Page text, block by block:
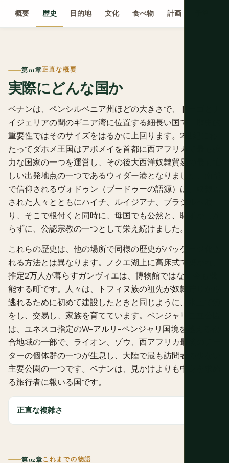
概要 歴史 目的地 文化 食べ物 計画
第01章正直な概要
実際にどんな国か
ベナンは、ペンシルベニア州ほどの大きさで、トーゴとナ
イジェリアの間のギニア湾に位置する細長い国で、歴史的
重要性ではそのサイズをはるかに上回ります。2世紀にわ
たってダホメ王国はアボメイを首都に西アフリカで最も強
力な国家の一つを運営し、その後大西洋奴隷貿易の最も忙
しい出発地点の一つであるウィダー港となりました。南部
で信仰されるヴォドゥン（ブードゥーの語源）は、奴隷に
された人々とともにハイチ、ルイジアナ、ブラジルへ渡
り、そこで根付くと同時に、母国でも公然と、恥ずかしが
らずに、公認宗教の一つとして栄え続けました。
これらの歴史は、他の場所で同様の歴史がパッケージ化さ
れる方法とは異なります。ノクエ湖上に高床式で築かれ、
推定2万人が暮らすガンヴィエは、博物館ではなく今も機
能する町です。人々は、トフィヌ族の祖先が奴隷狩りから
逃れるために初めて建設したときと同じように、水上で漁
をし、交易し、家族を育てています。ペンジャリ国立公園
は、ユネスコ指定のW-アルリ-ペンジャリ国境を越える複
合地域の一部で、ライオン、ゾウ、西アフリカ最後のチー
ターの個体群の一つが生息し、大陸で最も訪問者の少ない
主要公園の一つです。ベナンは、見かけよりも中身を求め
る旅行者に報いる国です。
正直な複雑さ
第02章これまでの物語